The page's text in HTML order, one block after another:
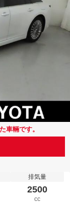
車輛です。
排気量
2500
cc